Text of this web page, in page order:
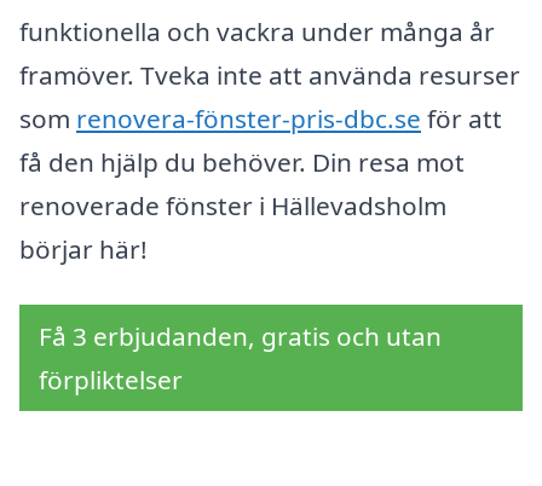
funktionella och vackra under många år
framöver. Tveka inte att använda resurser
som renovera-fönster-pris-dbc.se för att
få den hjälp du behöver. Din resa mot
renoverade fönster i Hällevadsholm
börjar här!
Få 3 erbjudanden, gratis och utan
förpliktelser